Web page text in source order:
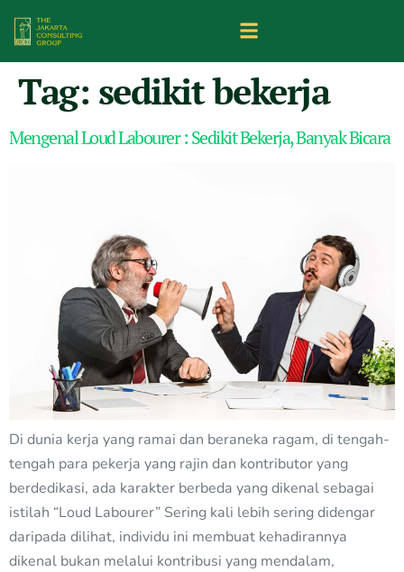
Tag: sedikit bekerja
Mengenal Loud Labourer : Sedikit Bekerja, Banyak Bicara
Di dunia kerja yang ramai dan beraneka ragam, di tengah-
tengah para pekerja yang rajin dan kontributor yang
berdedikasi, ada karakter berbeda yang dikenal sebagai
istilah “Loud Labourer” Sering kali lebih sering didengar
daripada dilihat, individu ini membuat kehadirannya
dikenal bukan melalui kontribusi yang mendalam,